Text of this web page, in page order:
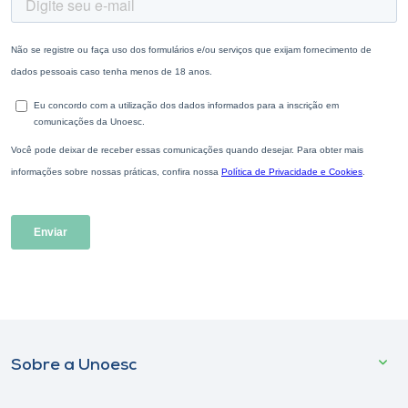
Sobre a Unoesc